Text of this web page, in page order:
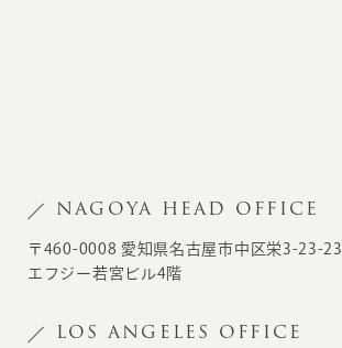
NAGOYA HEAD OFFICE
〒460-0008 愛知県名古屋市中区栄3-23-23
エフジー若宮ビル4階
LOS ANGELES OFFICE